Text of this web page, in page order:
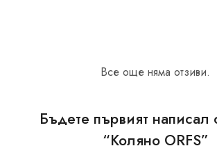
Все още няма отзиви.
Бъдете първият написал
“Коляно ORFS”